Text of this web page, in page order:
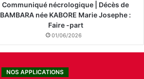
Communiqué nécrologique | Décès de
BAMBARA née KABORE Marie Josephe :
Faire -part
01/06/2026
NOS APPLICATIONS